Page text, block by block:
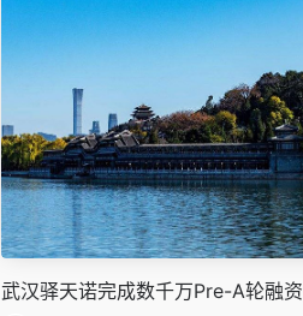
武汉驿天诺完成数千万Pre-A轮融资